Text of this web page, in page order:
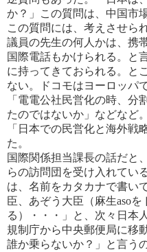
か？」この質問は、中国市
この質問には、考えさせら
議員の先生の何人かは、携
国際電話もかけられる。と
に持ってきておられる。と
ない。ドコモはヨーロッパ
「電電公社民営化の時、分
たのではないか」などなど
「日 本での民営化と海外戦
た。
国際関係担当課長の話だと
らの訪問団を受け入れてい
は、 名前をカタカナで書い
臣、あぞう大臣（麻生aso
る）・・・」
と、次々日本
規制庁から中央郵便局に移
誰か乗らないか？」と言う